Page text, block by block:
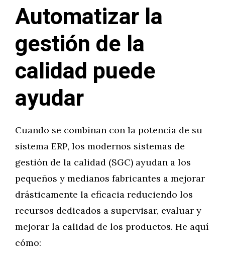
Automatizar la
gestión de la
calidad puede
ayudar
Cuando se combinan con la potencia de su
sistema ERP, los modernos sistemas de
gestión de la calidad (SGC) ayudan a los
pequeños y medianos fabricantes a mejorar
drásticamente la eficacia reduciendo los
recursos dedicados a supervisar, evaluar y
mejorar la calidad de los productos. He aquí
cómo: